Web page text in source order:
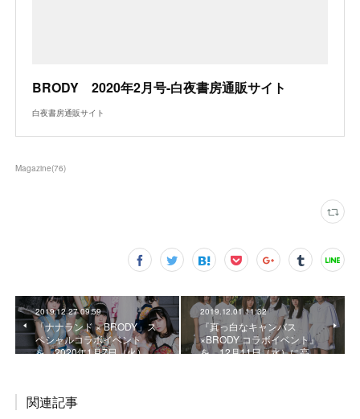
BRODY 2020年2月号-白夜書房通販サイト
白夜書房通販サイト
Magazine(76)
2019.12.27 09:59
「ナナランド × BRODY」ス
ペシャルコラボイベント
を、2020年1月7日（火）…
2019.12.01 11:32
『真っ白なキャンバス
×BRODY コラボイベント』
を、12月11日（水）に高…
関連記事